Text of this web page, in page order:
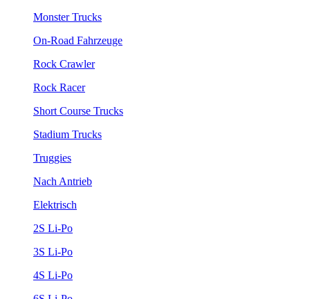
Monster Trucks
On-Road Fahrzeuge
Rock Crawler
Rock Racer
Short Course Trucks
Stadium Trucks
Truggies
Nach Antrieb
Elektrisch
2S Li-Po
3S Li-Po
4S Li-Po